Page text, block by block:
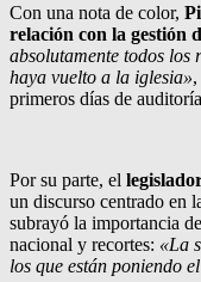
Con una nota de color,
relación con la gestión
absolutamente todos los
haya vuelto a la iglesia»
primeros días de
Por su parte, el
un discurso centrado en
subrayó la importancia
nacional y recortes: «La
los que están poniendo